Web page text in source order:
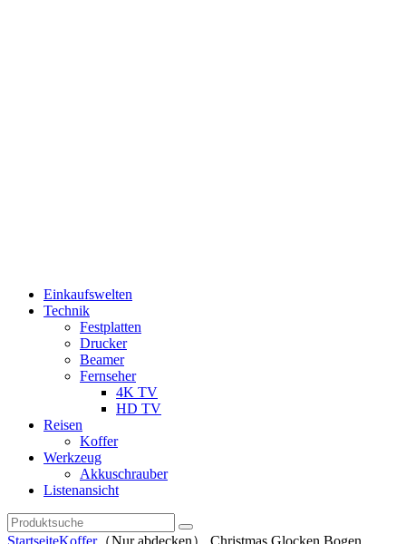
Einkaufswelten
Technik
Festplatten
Drucker
Beamer
Fernseher
4K TV
HD TV
Reisen
Koffer
Werkzeug
Akkuschrauber
Listenansicht
StartseiteKoffer（Nur abdecken） Christmas Glocken Bogen